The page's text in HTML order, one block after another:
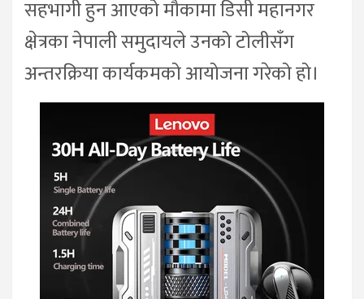
सहभागी हुन आएको मौकामा डिसी महानगर
क्षेत्रका नेपाली समुदायले उनको टोलीसँग
अन्तरक्रिया कार्यकमको आयोजना गरेको हो।